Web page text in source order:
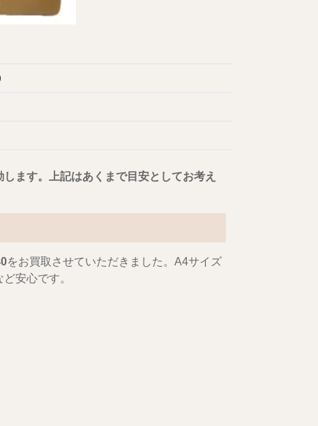
ます。上記はあくまで目安としてお考え
をお買取させていただきました。A4サイズ
安心です。